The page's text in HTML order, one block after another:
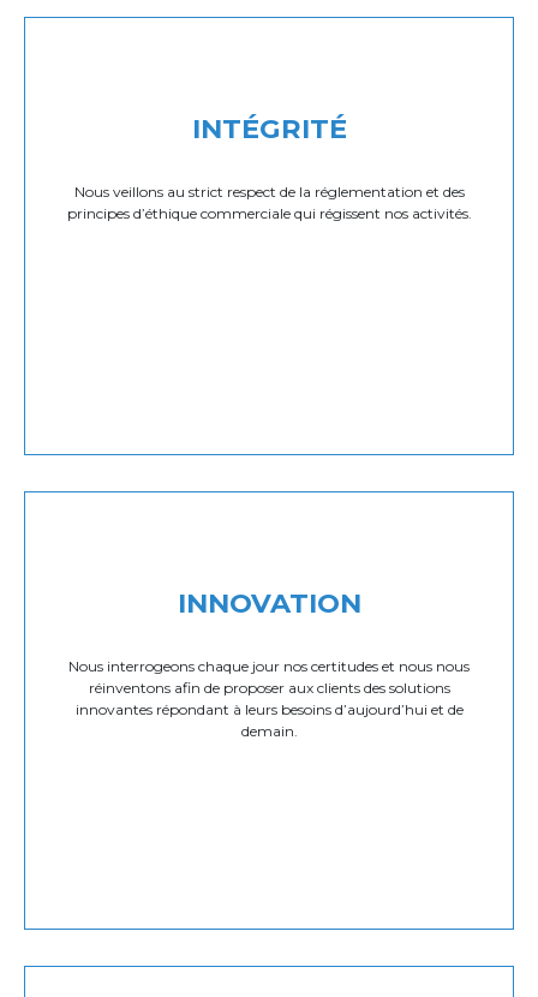
INTÉGRITÉ
Nous veillons au strict respect de la réglementation et des
principes d’éthique commerciale qui régissent nos activités.
INNOVATION
Nous interrogeons chaque jour nos certitudes et nous nous
réinventons afin de proposer aux clients des solutions
innovantes répondant à leurs besoins d’aujourd’hui et de
demain.